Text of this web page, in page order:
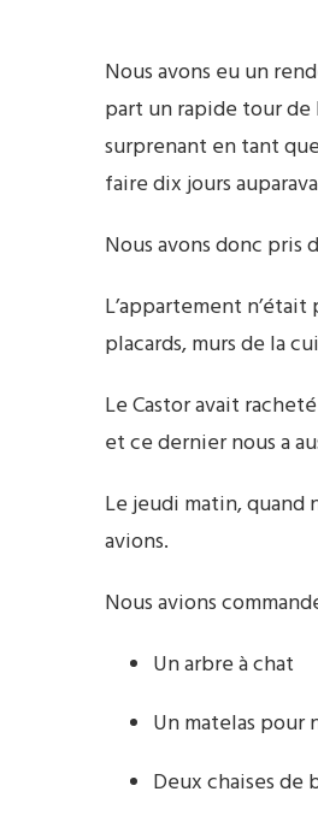
Nous avons eu un
part un rapide tour de
surprenant en tant
faire dix jours
Nous avons donc pris
L’appartement
placards, murs de la
Le Castor avait
et ce dernier nous a
Le jeudi matin, quand
avions.
Nous avions
Un arbre à chat
Un matelas pour
Deux chaises de